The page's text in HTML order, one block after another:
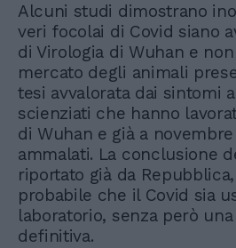
Alcuni studi dimostrano
veri focolai di Covid siano
di Virologia di Wuhan e
mercato degli animali
tesi avvalorata dai sintomi
scienziati che hanno
di Wuhan e già a
ammalati. La conclusione
riportato già da
probabile che il Covid sia
laboratorio, senza però
definitiva.